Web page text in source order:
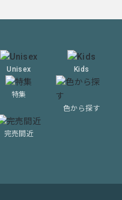
Unisex Kids
特集
色から探す
完売間近